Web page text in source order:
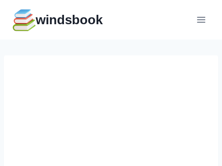
содержимому
windsbook